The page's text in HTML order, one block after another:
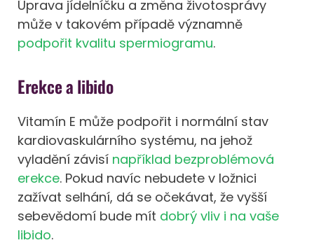
Úprava jídelníčku a změna životosprávy
může v takovém případě významně
podpořit kvalitu spermiogramu.
Erekce a libido
Vitamín E může podpořit i normální stav
kardiovaskulárního systému, na jehož
vyladění závisí například bezproblémová
erekce. Pokud navíc nebudete v ložnici
zažívat selhání, dá se očekávat, že vyšší
sebevědomí bude mít dobrý vliv i na vaše
libido.